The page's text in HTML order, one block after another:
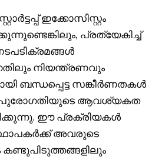
ഇക്കോസിസ്റ്റം
പ്രത്യേകിച്ച്
നിയന്ത്രണവും
ബന്ധപ്പെട്ട സങ്കീർണതകൾ
പുരോഗതിയുടെ ആവശ്യകത
ഈ പ്രക്രിയകൾ
അവരുടെ